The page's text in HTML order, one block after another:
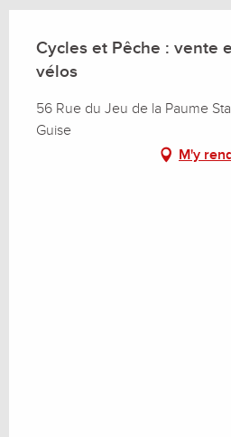
Cycles et Pêche : vente
vélos
56 Rue du Jeu de la Paume
Guise
M'y